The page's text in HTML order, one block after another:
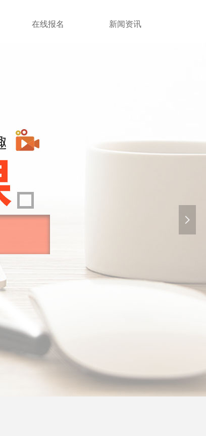
在线报名 新闻资讯
넲